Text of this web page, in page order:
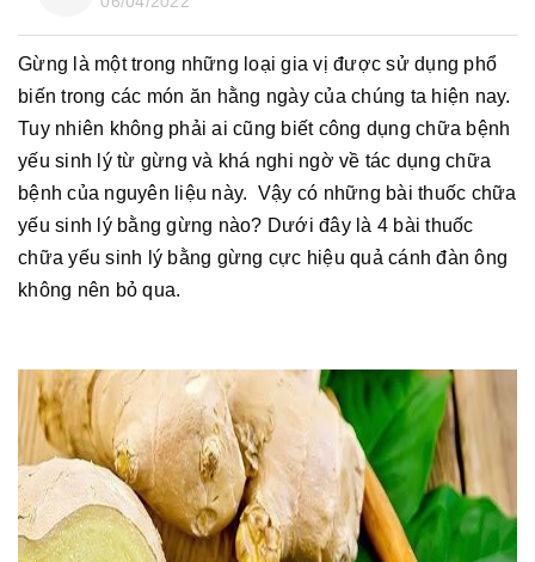
Gừng là một trong những loại gia vị được sử dụng phổ
biến trong các món ăn hằng ngày của chúng ta hiện nay.
Tuy nhiên không phải ai cũng biết công dụng chữa bệnh
yếu sinh lý từ gừng và khá nghi ngờ về tác dụng chữa
bệnh của nguyên liệu này. Vậy có những bài thuốc chữa
yếu sinh lý bằng gừng nào? Dưới đây là 4 bài thuốc
chữa yếu sinh lý bằng gừng cực hiệu quả cánh đàn ông
không nên bỏ qua.